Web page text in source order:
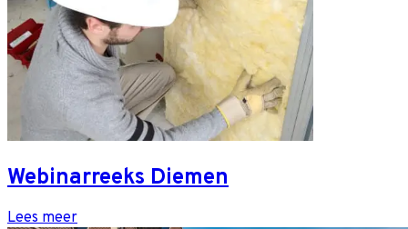
Webinarreeks Diemen
Lees meer